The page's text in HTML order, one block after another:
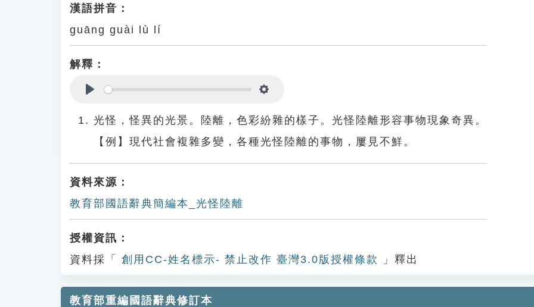
漢語拼音：
guāng guài lù lí
解釋：
光怪，怪異的光景。陸離，色彩紛雜的樣子。光怪陸離形容事物現象奇異。
【例】現代社會複雜多變，各種光怪陸離的事物，屢見不鮮。
資料來源：
教育部國語辭典簡編本_光怪陸離
授權資訊：
資料採「
創用CC-姓名標示- 禁止改作 臺灣3.0版授權條款 」釋出
教育部重編國語辭典修訂本